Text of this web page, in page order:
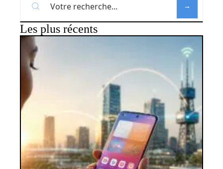
Les plus récents